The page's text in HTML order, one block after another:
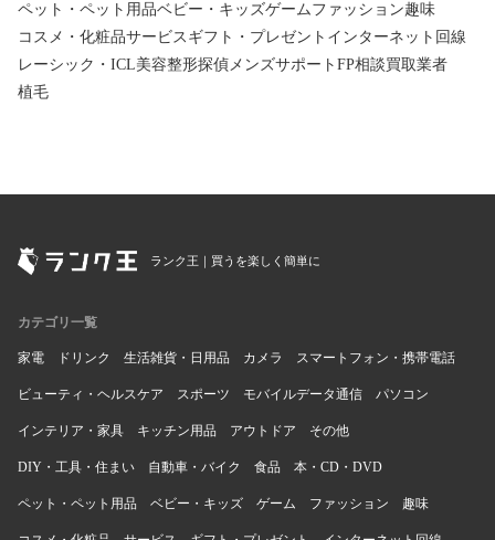
ペット・ペット用品ベビー・キッズゲームファッション趣味
コスメ・化粧品サービス ギフト・プレゼント インターネット回線
レーシック・ICL美容整形探偵メンズサポート FP相談買取業者
植毛
ランク王｜買うを楽しく簡単に
カテゴリ一覧
家電 ドリンク 生活雑貨・日用品 カメラ スマートフォン・携帯電話
ビューティ・ヘルスケア スポーツ モバイルデータ通信 パソコン
インテリア・家具 キッチン用品 アウトドア その他
DIY・工具・住まい 自動車・バイク 食品 本・CD・DVD
ペット・ペット用品 ベビー・キッズ ゲーム ファッション 趣味